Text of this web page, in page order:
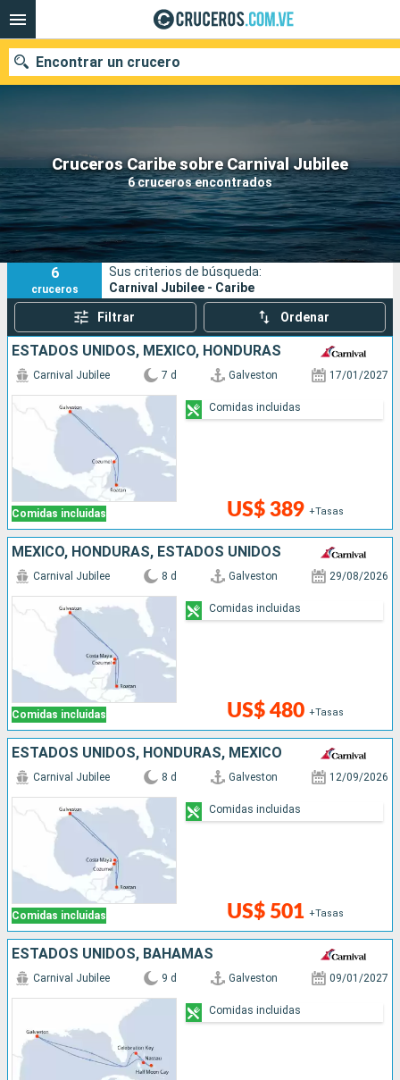
Cruceros Caribe sobre Carnival Jubilee
6 cruceros encontrados
Encontrar un crucero
Nuestros destinos
Fecha de salida
Puertos Compañías
Buscar
6
cruceros
Sus criterios de búsqueda:
Carnival Jubilee - Caribe
Filtrar Ordenar
ESTADOS UNIDOS, MÉXICO, HONDURAS
Comidas incluidas
Carnival Jubilee 7 d Galveston 17/01/2027
US$ 389 +Tasas
Comidas incluidas
MÉXICO, HONDURAS, ESTADOS UNIDOS
Comidas incluidas
Carnival Jubilee 8 d Galveston 29/08/2026
US$ 480 +Tasas
Comidas incluidas
ESTADOS UNIDOS, HONDURAS, MÉXICO
Comidas incluidas
Carnival Jubilee 8 d Galveston 12/09/2026
US$ 501 +Tasas
Comidas incluidas
ESTADOS UNIDOS, BAHAMAS
Carnival Jubilee 9 d Galveston 09/01/2027
Comidas incluidas